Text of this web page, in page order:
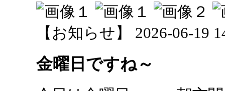
【お知らせ】 2026-06-19
金曜日ですね～